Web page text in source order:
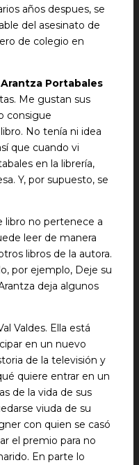
años despues, se
del asesinato de
de colegio en
Arantza Portabales
Me gustan sus
consigue
No tenía ni idea
que cuando vi
en la librería,
Y, por supuesto, se
libro no pertenece a
leer de manera
libros de la autora.
por ejemplo, Deje su
deja algunos
Valdes. Ella está
en un nuevo
de la televisión y
quiere entrar en un
de la vida de sus
viuda de su
con quien se casó
el premio para no
En parte lo